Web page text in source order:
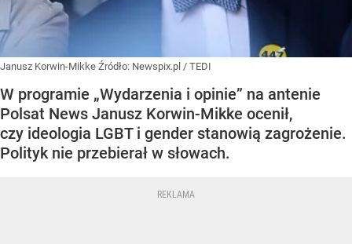
Janusz Korwin-Mikke Źródło: Newspix.pl / TEDI
W programie „Wydarzenia i opinie” na antenie
Polsat News Janusz Korwin-Mikke ocenił,
czy ideologia LGBT i gender stanowią zagrożenie.
Polityk nie przebierał w słowach.